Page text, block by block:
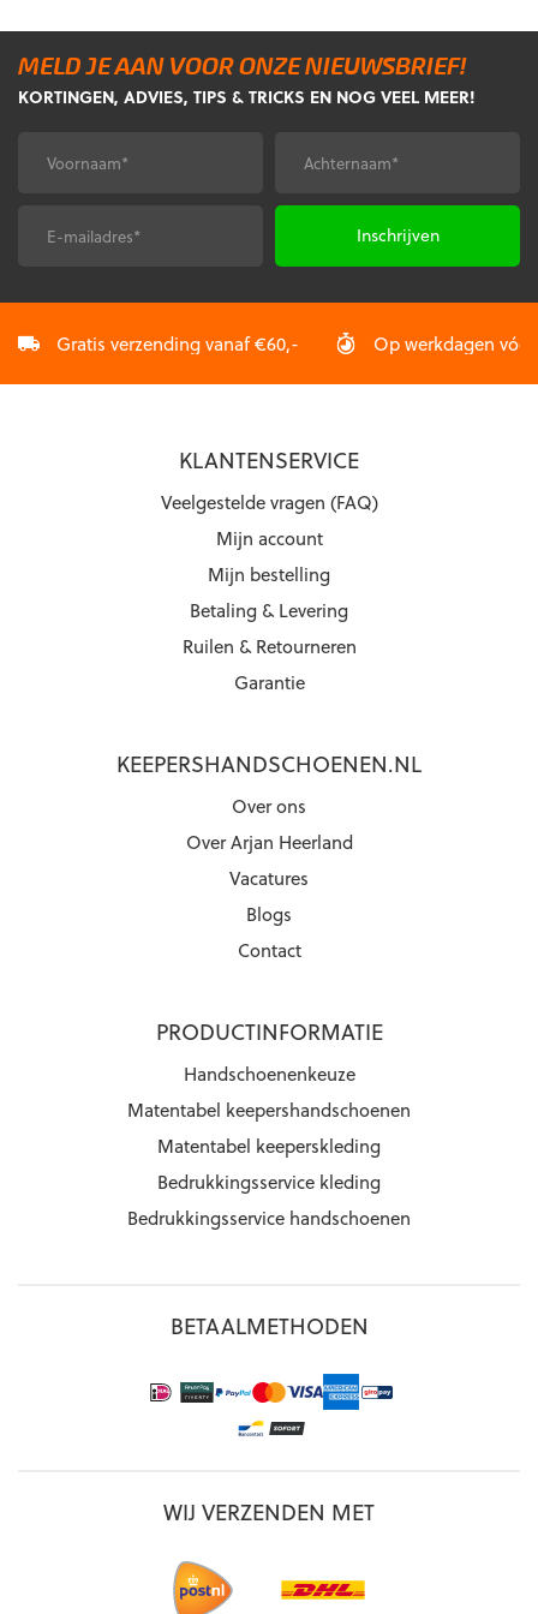
Deze
optie
gekozen
worden
de
Deze
optie
gekozen
worden
op
MELD JE AAN VOOR ONZE NIEUWSBRIEF!
KORTINGEN, ADVIES, TIPS & TRICKS EN NOG VEEL MEER!
Voornaam* Achternaam*
Gratis verzending vanaf €60,- Op werkdagen
KLANTENSERVICE
Veelgestelde vragen (FAQ)
Mijn account
Mijn bestelling
Betaling & Levering
Ruilen & Retourneren
Garantie
KEEPERSHANDSCHOENEN.NL
Over ons
Over Arjan Heerland
Vacatures
Blogs
Contact
PRODUCTINFORMATIE
Handschoenenkeuze
Matentabel keepershandschoenen
Matentabel keeperskleding
Bedrukkingsservice kleding
Bedrukkingsservice handschoenen
BETAALMETHODEN
WIJ VERZENDEN MET